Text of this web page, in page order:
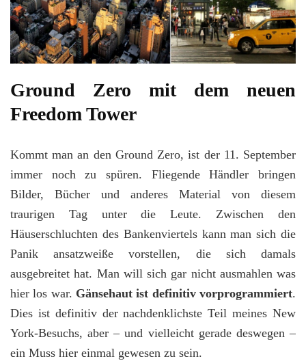
Ground Zero mit dem neuen
Freedom Tower
Kommt man an den Ground Zero, ist der 11. September
immer noch zu spüren. Fliegende Händler bringen
Bilder, Bücher und anderes Material von diesem
traurigen Tag unter die Leute. Zwischen den
Häuserschluchten des Bankenviertels kann man sich die
Panik ansatzweiße vorstellen, die sich damals
ausgebreitet hat. Man will sich gar nicht ausmahlen was
hier los war. Gänsehaut ist definitiv vorprogrammiert.
Dies ist definitiv der nachdenklichste Teil meines New
York-Besuchs, aber – und vielleicht gerade deswegen –
ein Muss hier einmal gewesen zu sein.